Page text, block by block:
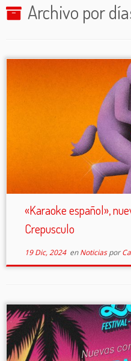
Archivo por
«Karaoke español»,
Crepusculo
19 Dic, 2024enNoticiaspor